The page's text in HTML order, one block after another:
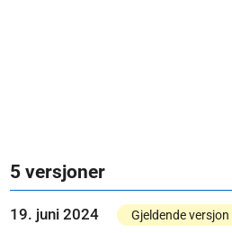
5 versjoner
19. juni 2024 Gjeldende versjon